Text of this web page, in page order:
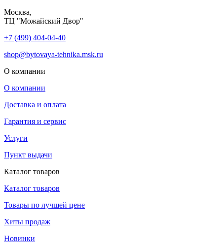
Москва,
ТЦ "Можайский Двор"
+7 (499) 404-04-40
shop@bytovaya-tehnika.msk.ru
О компании
О компании
Доставка и оплата
Гарантия и сервис
Услуги
Пункт выдачи
Каталог товаров
Каталог товаров
Товары по лучшей цене
Хиты продаж
Новинки